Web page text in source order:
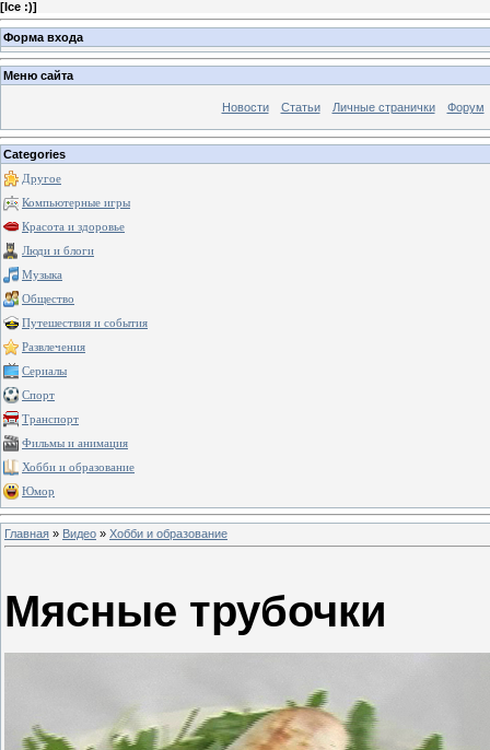
[Ice :)]
Форма входа
Меню сайта
Новости Статьи Личные странички Форум
Categories
Другое
Компьютерные игры
Красота и здоровье
Люди и блоги
Музыка
Общество
Путешествия и события
Развлечения
Сериалы
Спорт
Транспорт
Фильмы и анимация
Хобби и образование
Юмор
Главная » Видео » Хобби и образование
Мясные трубочки